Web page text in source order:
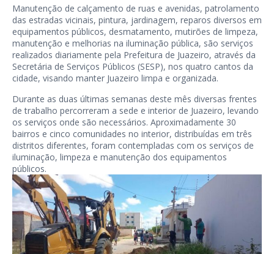
Manutenção de calçamento de ruas e avenidas, patrolamento
das estradas vicinais, pintura, jardinagem, reparos diversos em
equipamentos públicos, desmatamento, mutirões de limpeza,
manutenção e melhorias na iluminação pública, são serviços
realizados diariamente pela Prefeitura de Juazeiro, através da
Secretária de Serviços Públicos (SESP), nos quatro cantos da
cidade, visando manter Juazeiro limpa e organizada.
Durante as duas últimas semanas deste mês diversas frentes
de trabalho percorreram a sede e interior de Juazeiro, levando
os serviços onde são necessários. Aproximadamente 30
bairros e cinco comunidades no interior, distribuídas em três
distritos diferentes, foram contempladas com os serviços de
iluminação, limpeza e manutenção dos equipamentos
públicos.